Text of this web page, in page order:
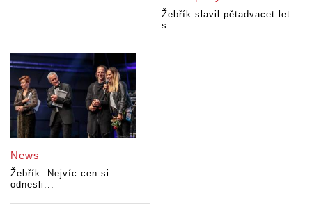
Žebřík slavil pětadvacet let
s...
News
Žebřík: Nejvíc cen si
odnesli...